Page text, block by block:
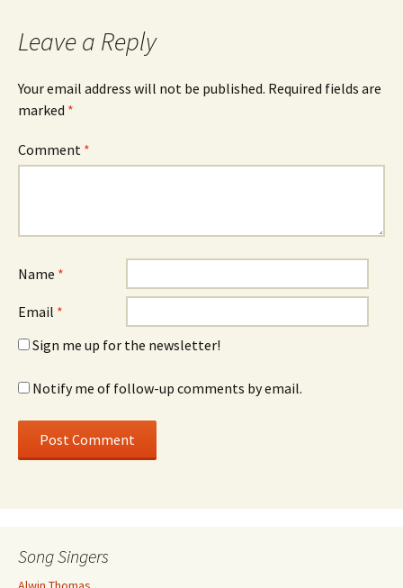
Leave a Reply
Your email address will not be published. Required fields are
marked *
Comment *
Name *
Email *
Sign me up for the newsletter!
Notify me of follow-up comments by email.
Song Singers